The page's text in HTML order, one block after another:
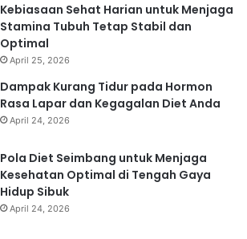
Kebiasaan Sehat Harian untuk Menjaga
Stamina Tubuh Tetap Stabil dan
Optimal
April 25, 2026
Dampak Kurang Tidur pada Hormon
Rasa Lapar dan Kegagalan Diet Anda
April 24, 2026
Pola Diet Seimbang untuk Menjaga
Kesehatan Optimal di Tengah Gaya
Hidup Sibuk
April 24, 2026